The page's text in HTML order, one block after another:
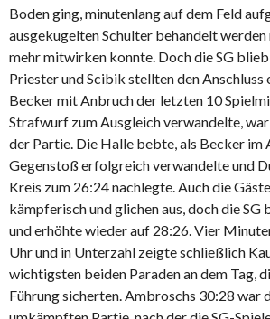
Boden ging, minutenlang auf dem Feld
ausgekugelten Schulter behandelt werden
mehr mitwirken konnte. Doch die SG
Priester und Scibik stellten den Anschluss
Becker mit Anbruch der letzten 10
Strafwurf zum Ausgleich verwandelte,
der Partie. Die Halle bebte, als Becker im
Gegenstoß erfolgreich verwandelte und
Kreis zum 26:24 nachlegte. Auch die
kämpferisch und glichen aus, doch die SG
und erhöhte wieder auf 28:26. Vier
Uhr und in Unterzahl zeigte schließlich
wichtigsten beiden Paraden an dem Tag,
Führung sicherten. Ambroschs 30:28 war